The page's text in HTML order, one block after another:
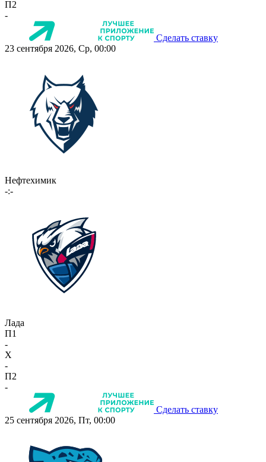
П2
-
Сделать ставку
23 сентября 2026, Ср, 00:00
Нефтехимик
-:-
Лада
П1
-
X
-
П2
-
Сделать ставку
25 сентября 2026, Пт, 00:00